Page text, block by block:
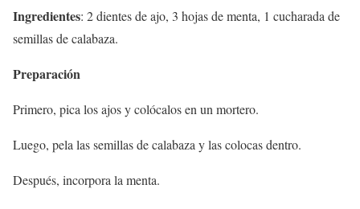
Ingredientes: 2 dientes de ajo, 3 hojas de menta, 1 cucharada de
semillas de calabaza.
Preparación
Primero, pica los ajos y colócalos en un mortero.
Luego, pela las semillas de calabaza y las colocas dentro.
Después, incorpora la menta.